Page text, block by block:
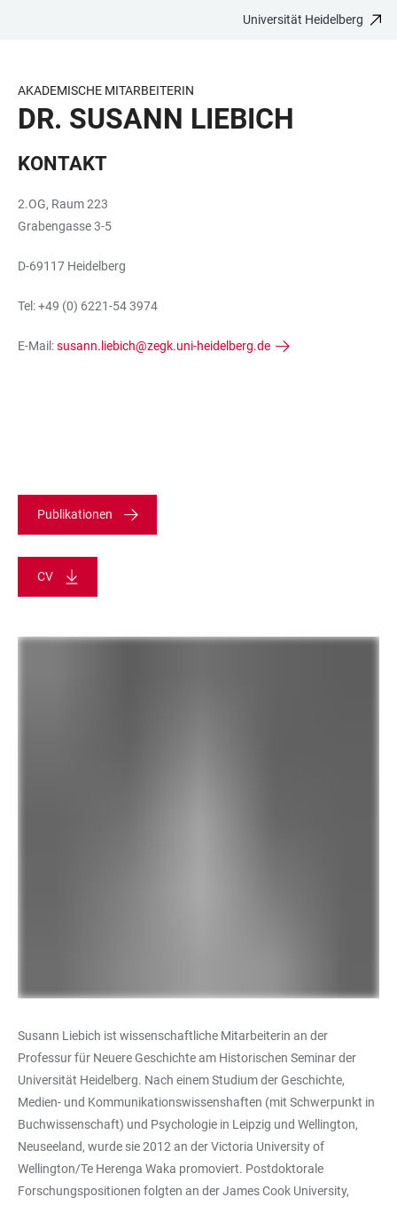
BARRIEREFREIHEIT
Universität Heidelberg
AKADEMISCHE MITARBEITERIN
DR. SUSANN LIEBICH
KONTAKT
2.OG, Raum 223
Grabengasse 3-5
D-69117 Heidelberg
Tel: +49 (0) 6221-54 3974
E-Mail:susann.liebich@zegk.uni-heidelberg.de
Publikationen
CV
Susann Liebich ist wissenschaftliche Mitarbeiterin an der
Professur für Neuere Geschichte am Historischen Seminar der
Universität Heidelberg. Nach einem Studium der Geschichte,
Medien- und Kommunikationswissenshaften (mit Schwerpunkt in
Buchwissenschaft) und Psychologie in Leipzig und Wellington,
Neuseeland, wurde sie 2012 an der Victoria University of
Wellington/Te Herenga Waka promoviert. Postdoktorale
Forschungspositionen folgten an der James Cook University,